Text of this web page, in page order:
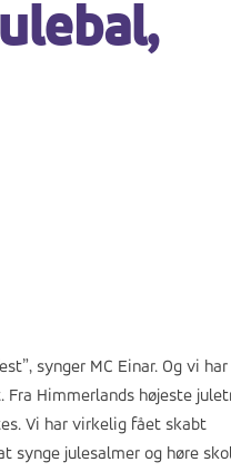
synger MC Einar. Og vi
Fra Himmerlands højeste
Vi har virkelig fået skabt
synge julesalmer og høre